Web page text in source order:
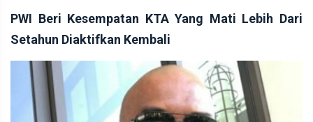
PWI Beri Kesempatan KTA Yang Mati Lebih Dari
Setahun Diaktifkan Kembali